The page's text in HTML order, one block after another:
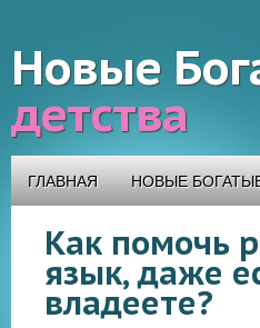
Новые
детства
ГЛАВНАЯ НОВЫЕ
Как помочь
язык, даже
владеете?